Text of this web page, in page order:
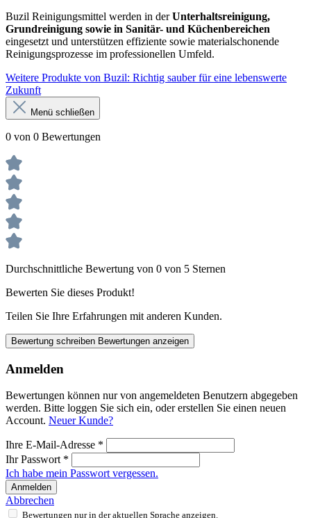
Buzil Reinigungsmittel werden in derUnterhaltsreinigung,
Grundreinigung sowie in Sanitär- und Küchenbereichen
eingesetzt und unterstützen effiziente sowie materialschonende
Reinigungsprozesse im professionellen Umfeld.
Weitere Produkte von Buzil: Richtig sauber für eine lebenswerte
Zukunft
Menü schließen
0 von 0 Bewertungen
Durchschnittliche Bewertung von 0 von 5 Sternen
Bewerten Sie dieses Produkt!
Teilen Sie Ihre Erfahrungen mit anderen Kunden.
Bewertung schreiben Bewertungen anzeigen
Anmelden
Bewertungen können nur von angemeldeten Benutzern abgegeben
werden. Bitte loggen Sie sich ein, oder erstellen Sie einen neuen
Account. Neuer Kunde?
Ihre E-Mail-Adresse *
Ihr Passwort *
Ich habe mein Passwort vergessen.
Anmelden
Abbrechen
Bewertungen nur in der aktuellen Sprache anzeigen.